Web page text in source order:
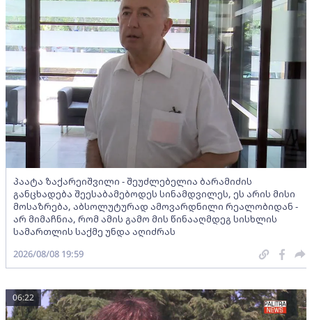
პაატა ზაქარეიშვილი - შეუძლებელია ბარამიძის
განცხადება შეესაბამებოდეს სინამდვილეს, ეს არის მისი
მოსაზრება, აბსოლუტურად ამოვარდნილი რეალობიდან -
არ მიმაჩნია, რომ ამის გამო მის წინააღმდეგ სისხლის
სამართლის საქმე უნდა აღიძრას
2026/08/08 19:59
06:22